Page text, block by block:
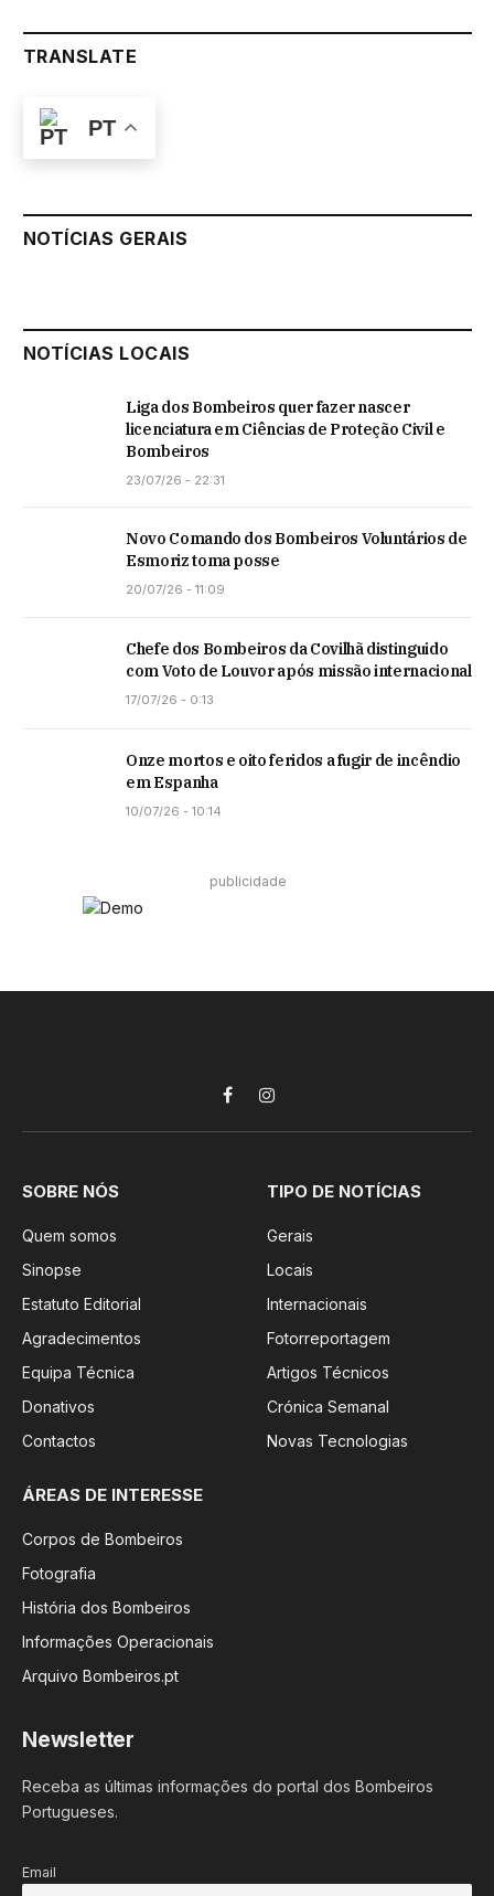
TRANSLATE
PT
NOTÍCIAS GERAIS
NOTÍCIAS LOCAIS
Liga dos Bombeiros quer fazer nascer
licenciatura em Ciências de Proteção Civil e
Bombeiros
23/07/26 - 22:31
Novo Comando dos Bombeiros Voluntários de
Esmoriz toma posse
20/07/26 - 11:09
Chefe dos Bombeiros da Covilhã distinguido
com Voto de Louvor após missão internacional
17/07/26 - 0:13
Onze mortos e oito feridos a fugir de incêndio
em Espanha
10/07/26 - 10:14
publicidade
FacebookInstagram
SOBRE NÓS
Quem somos
Sinopse
Estatuto Editorial
Agradecimentos
Equipa Técnica
Donativos
Contactos
TIPO DE NOTÍCIAS
Gerais
Locais
Internacionais
Fotorreportagem
Artigos Técnicos
Crónica Semanal
Novas Tecnologias
ÁREAS DE INTERESSE
Corpos de Bombeiros
Fotografia
História dos Bombeiros
Informações Operacionais
Arquivo Bombeiros.pt
Newsletter
Receba as últimas informações do portal dos Bombeiros
Portugueses.
Email